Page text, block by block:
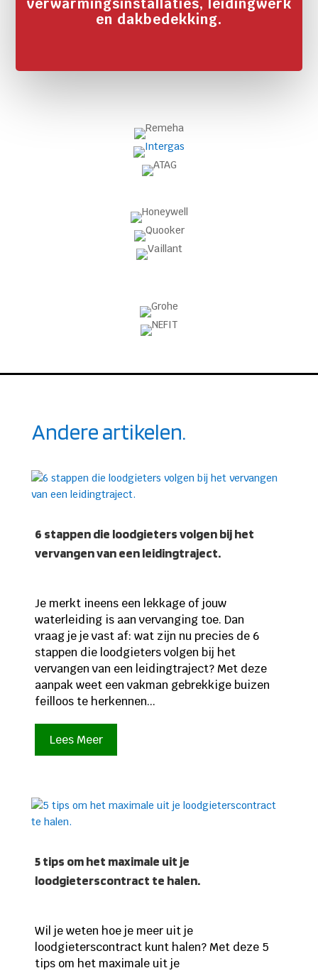
verwarmingsinstallaties, leidingwerk
en dakbedekking.
Andere artikelen.
6 stappen die loodgieters volgen bij het
vervangen van een leidingtraject.
Je merkt ineens een lekkage of jouw
waterleiding is aan vervanging toe. Dan
vraag je je vast af: wat zijn nu precies de 6
stappen die loodgieters volgen bij het
vervangen van een leidingtraject? Met deze
aanpak weet een vakman gebrekkige buizen
feilloos te herkennen...
Lees Meer
5 tips om het maximale uit je
loodgieterscontract te halen.
Wil je weten hoe je meer uit je
loodgieterscontract kunt halen? Met deze 5
tips om het maximale uit je